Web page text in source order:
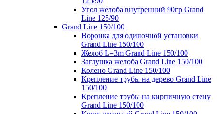
Угол желоба внутренний 90гр Grand
Line 125/90
Grand Line 150/100
Воронка для одиночной установки
Grand Line 150/100
Желоб L=3m Grand Line 150/100
Заглушка желоба Grand Line 150/100
Колено Grand Line 150/100
Крепление трубы на дерево Grand Line
150/100
Крепление трубы на кирпичную стену
Grand Line 150/100